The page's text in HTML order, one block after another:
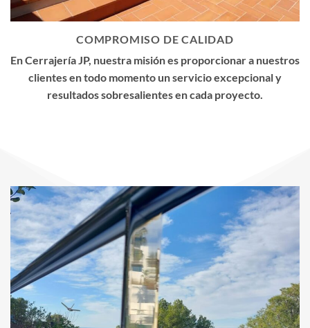
COMPROMISO DE CALIDAD
En Cerrajería JP, nuestra misión es proporcionar a nuestros
clientes en todo momento un servicio excepcional y
resultados sobresalientes en cada proyecto.